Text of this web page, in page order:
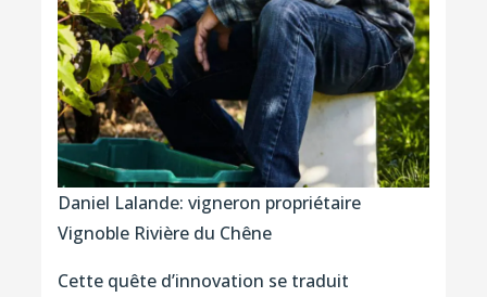
Daniel Lalande: vigneron propriétaire
Vignoble Rivière du Chêne
Cette quête d’innovation se traduit